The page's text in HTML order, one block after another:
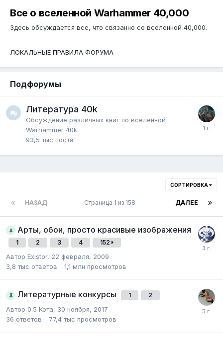
Все о вселенной Warhammer 40,000
Здесь обсуждается все, что связанно со вселенной 40,000.
ЛОКАЛЬНЫЕ ПРАВИЛА ФОРУМА
Подфорумы
Литература 40k
Обсуждение различных книг по вселенной
Warhammer 40k
93,5 тыс поста
СОРТИРОВКА
НАЗАД ДАЛЕЕ
Страница 1 из 158
Арты, обои, просто красивые изображения
1 2 3 4 152
Автор Existor, 22 февраля, 2009
3,8 тыс ответов 1,1 млн просмотров
Литературные конкурсы 1 2
Автор 0.5 Кота, 30 ноября, 2017
36 ответов 77,4 тыс просмотров